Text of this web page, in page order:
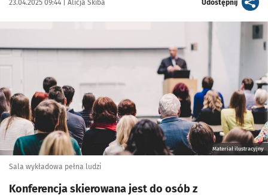
Data publikacji:
23.04.2025 09:44 | Autor:
Alicja Skiba Udostępnijartykuł
Materiał ilustracyjny
Sala wykładowa pełna ludzi
Konferencja skierowana jest do osób z